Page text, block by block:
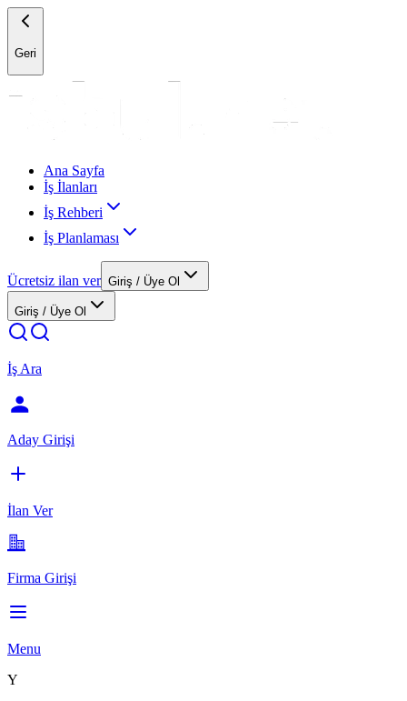
Geri
Ana Sayfa
İş İlanları
İş Rehberi
İş Planlaması
Ücretsiz ilan ver Giriş / Üye Ol
Giriş / Üye Ol
İş Ara
Aday Girişi
İlan Ver
Firma Girişi
Menu
Y